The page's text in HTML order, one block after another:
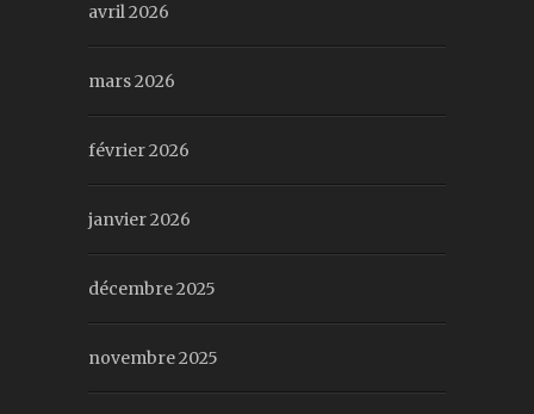
avril 2026
mars 2026
février 2026
janvier 2026
décembre 2025
novembre 2025